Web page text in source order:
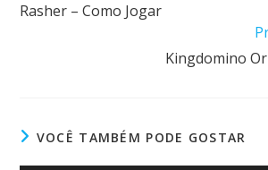
Rasher – Como Jogar
Kingdomino
VOCÊ TAMBÉM PODE GOSTAR